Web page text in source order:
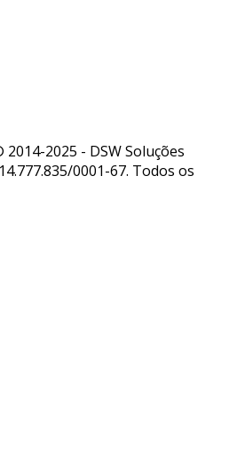
2025 - DSW Soluções
0001-67. Todos os